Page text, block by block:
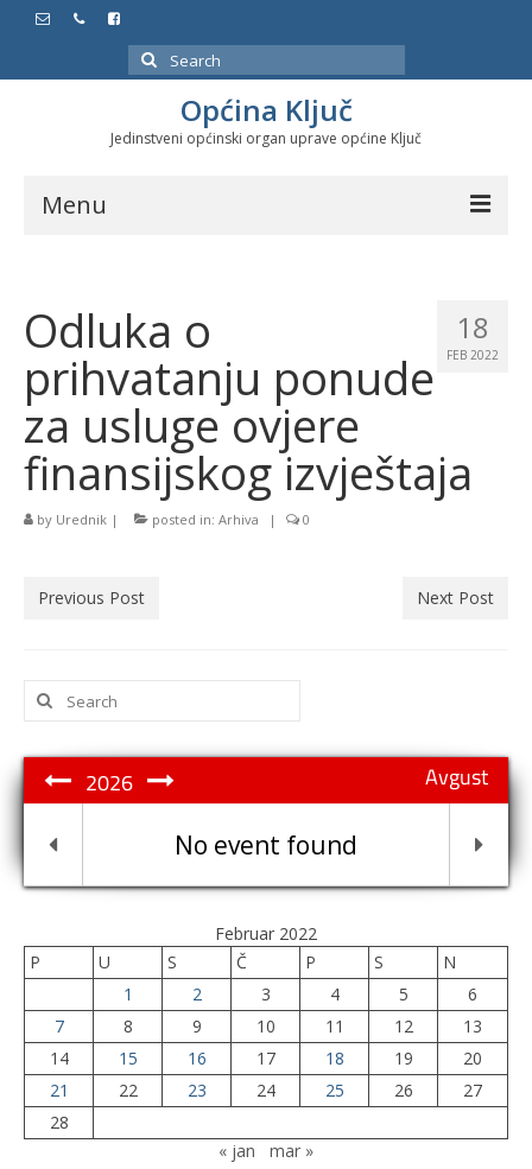
Search
for:
Općina Ključ
Jedinstveni općinski organ uprave općine Ključ
Menu
Službeni glasnici
Javne nabavke
Značajni datumi i manifestacije
Program energetske efikasnosti u stambenom
sektoru
18
FEB 2022
Odluka o
prihvatanju ponude
za usluge ovjere
finansijskog izvještaja
by Urednik | posted in: Arhiva | 0
Previous Post Next Post
Search
for:
Avgust
2026
No event found
Februar 2022
P
U S Č P S
N
1
2 3 4 5
6
7
8 9 10 11 12
13
14
15 16 17 18 19
20
21
22 23 24 25 26
27
28
« jan
mar »